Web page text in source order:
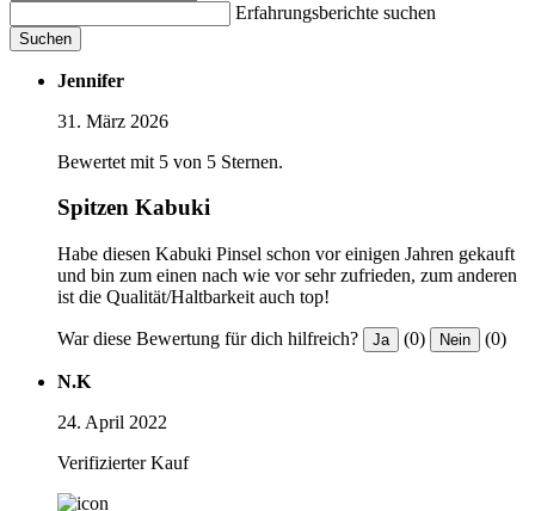
Erfahrungsberichte suchen
Suchen
Jennifer
31. März 2026
Bewertet mit 5 von 5 Sternen.
Spitzen Kabuki
Habe diesen Kabuki Pinsel schon vor einigen Jahren gekauft
und bin zum einen nach wie vor sehr zufrieden, zum anderen
ist die Qualität/Haltbarkeit auch top!
War diese Bewertung für dich hilfreich? Ja (0) Nein (0)
N.K
24. April 2022
Verifizierter Kauf